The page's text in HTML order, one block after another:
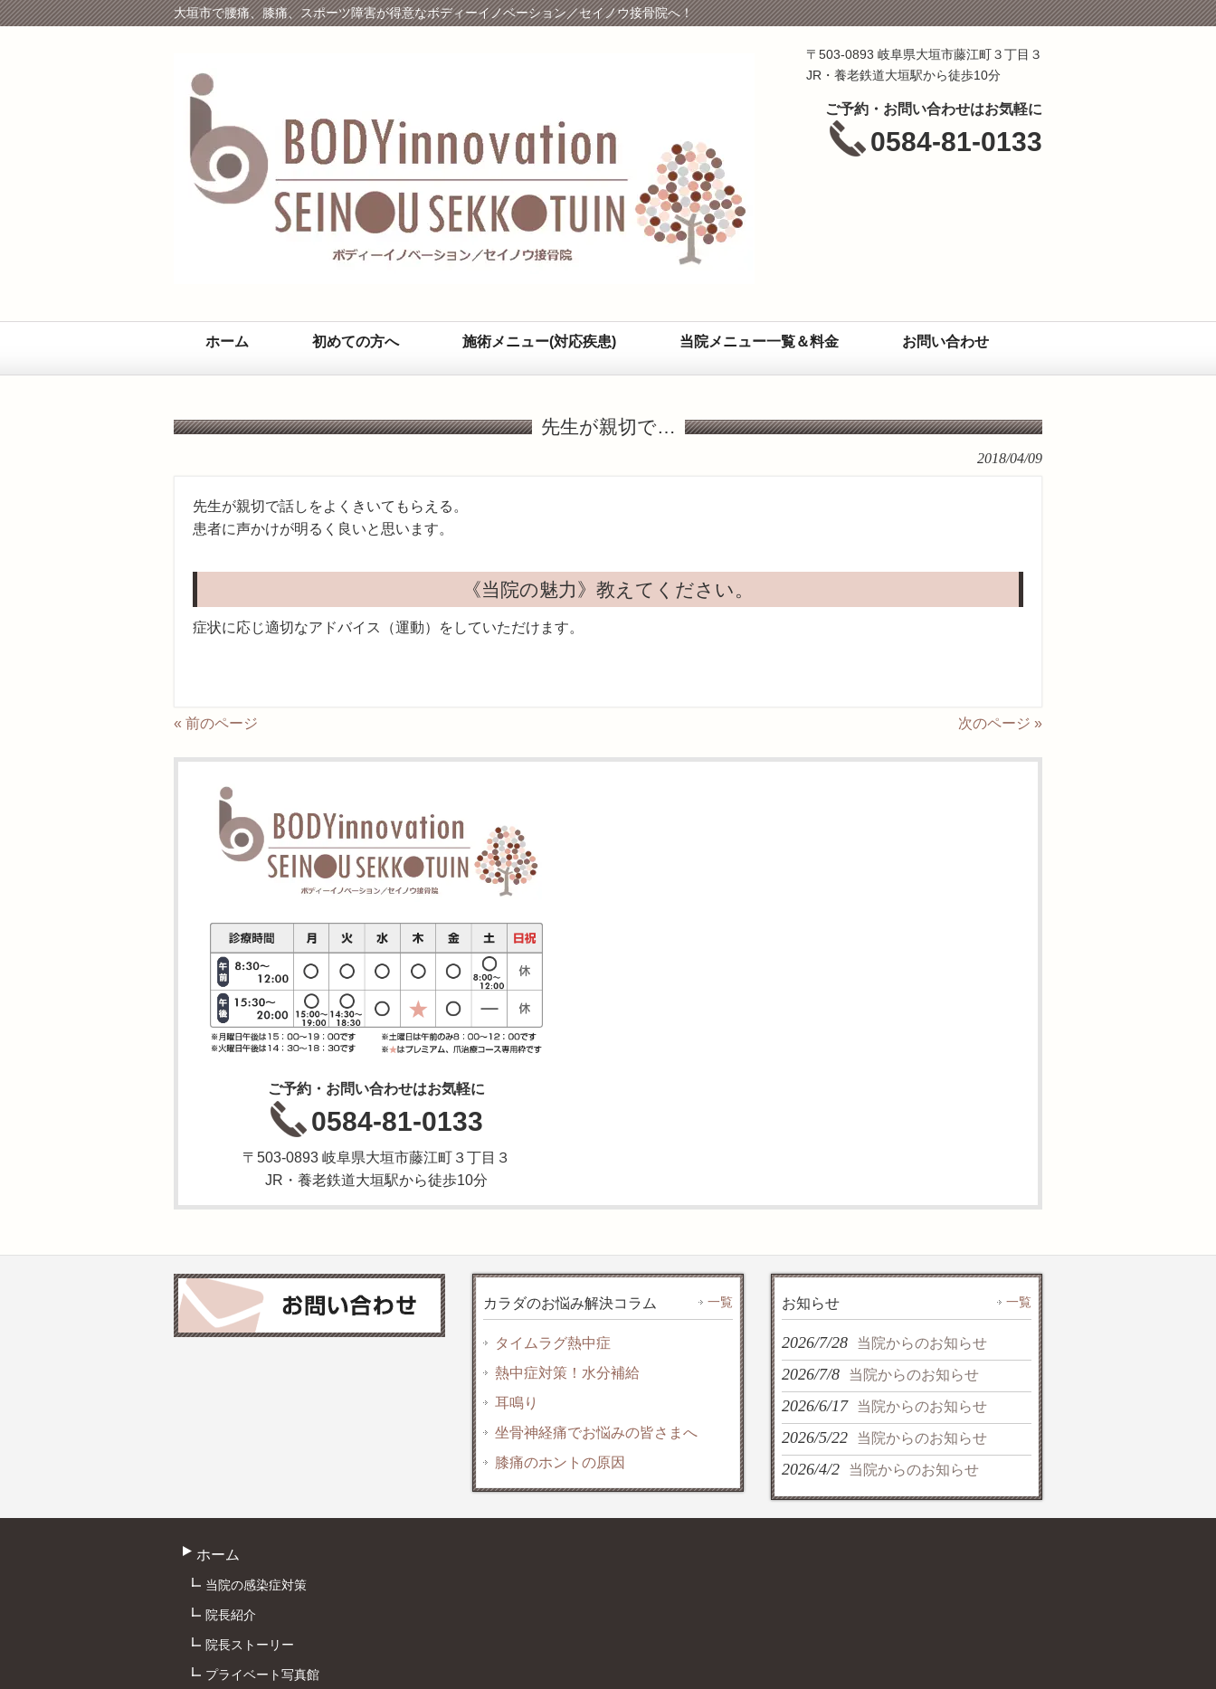
大垣市で腰痛、膝痛、スポーツ障害が得意なボディーイノベーション／セイノウ接骨院へ！
〒503-0893 岐阜県大垣市藤江町３丁目３
JR・養老鉄道大垣駅から徒歩10分
ご予約・お問い合わせはお気軽に
0584-81-0133
ホーム 初めての方へ 施術メニュー(対応疾患) 当院メニュー一覧＆料金 お問い合わせ
先生が親切で…
2018/04/09
先生が親切で話しをよくきいてもらえる。
患者に声かけが明るく良いと思います。
《当院の魅力》教えてください。
症状に応じ適切なアドバイス（運動）をしていただけます。
« 前のページ 次のページ »
ご予約・お問い合わせはお気軽に
0584-81-0133
〒503-0893 岐阜県大垣市藤江町３丁目３
JR・養老鉄道大垣駅から徒歩10分
カラダのお悩み解決コラム 一覧
タイムラグ熱中症
熱中症対策！水分補給
耳鳴り
坐骨神経痛でお悩みの皆さまへ
膝痛のホントの原因
お知らせ 一覧
2026/7/28 当院からのお知らせ
2026/7/8 当院からのお知らせ
2026/6/17 当院からのお知らせ
2026/5/22 当院からのお知らせ
2026/4/2 当院からのお知らせ
ホーム
当院の感染症対策
院長紹介
院長ストーリー
プライベート写真館